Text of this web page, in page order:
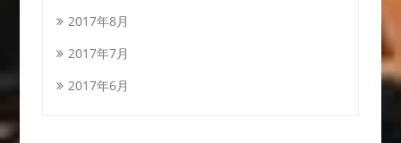
2017年8月
2017年7月
2017年6月